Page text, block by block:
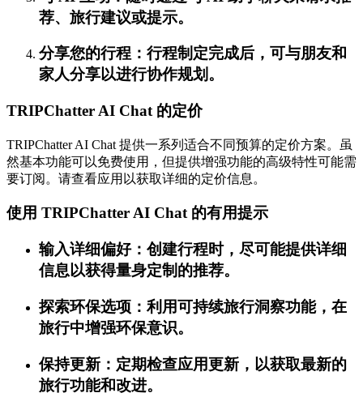
荐、旅行建议或提示。
分享您的行程：行程制定完成后，可与朋友和
家人分享以进行协作规划。
TRIPChatter AI Chat 的定价
TRIPChatter AI Chat 提供一系列适合不同预算的定价方案。虽
然基本功能可以免费使用，但提供增强功能的高级特性可能需
要订阅。请查看应用以获取详细的定价信息。
使用 TRIPChatter AI Chat 的有用提示
输入详细偏好：创建行程时，尽可能提供详细
信息以获得量身定制的推荐。
探索环保选项：利用可持续旅行洞察功能，在
旅行中增强环保意识。
保持更新：定期检查应用更新，以获取最新的
旅行功能和改进。